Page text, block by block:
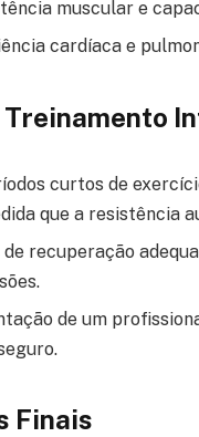
muscular e
cardíaca e
Treinamento
curtos de
que a resistência
recuperação
de um
Finais